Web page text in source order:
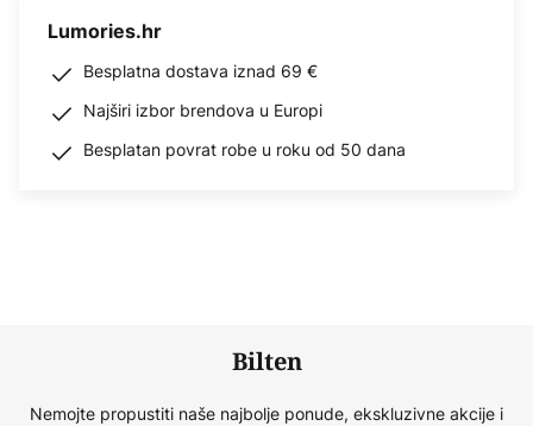
Lumories.hr
Besplatna dostava iznad 69 €
Najširi izbor brendova u Europi
Besplatan povrat robe u roku od 50 dana
Bilten
Nemojte propustiti naše najbolje ponude, ekskluzivne akcije i